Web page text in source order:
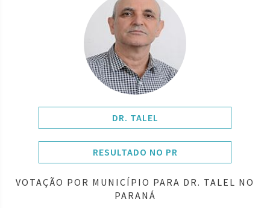
DR. TALEL
RESULTADO NO PR
VOTAÇÃO POR MUNICÍPIO PARA DR. TALEL NO
PARANÁ